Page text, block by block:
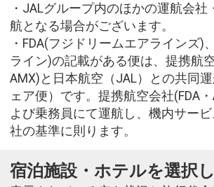
・JALグループ内のほかの運航会社
航となる場合がございます。
・FDA(フジドリームエアラインズ)
ライン)の記載がある便は、提携航空
AMX)と日本航空（JAL）との共同
ェア便）です。提携航空会社(FDA
よび乗務員にて運航し、機内サー
社の基準に則ります。
宿泊施設・ホテルを選択